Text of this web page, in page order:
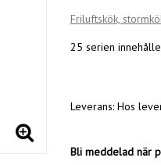
Friluftskök,
25 serien
Leverans: Hos
Bli meddelad när